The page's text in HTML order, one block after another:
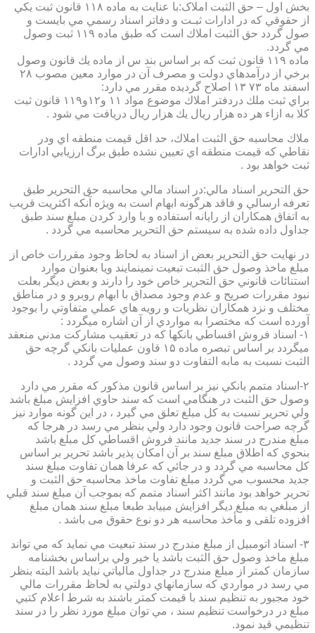
بخش اول – حق الثبت املاک:با عنايت به ماده ۱۱۸ قانون ثبت يكي
از حقوقي كه در ادارات ثبـت و دفاتر اسناد رسمي مي بايست و
صول گردد حق الثبت املاك است كه طبق ماده ۱۱۹ ثبت وصول
مي گردد.
ماده ۱۱۹ قانون ثبت كه بر اساس بند س از ماده يك قانون وصول
برخي از درآمدهاي دولت و مصرف آن در موارد معين مصوب ۲۸
اسفند ماه ۷۳ ۱۳ اصلاح گرديده مقرر مي دارد:
براي ثبت ملك دردفتر املاك موضوع مواد ۱۱ و۱۲و۱۱۹ قانون ثبت
كلا به ازاء هر ده هزار ريال يك هزار ريال دريافت مي شود .
ملاك محاسبه حق الثبت املاك، حد اقل قيمت منطقه اي ودر
نقاطي كه قيمت منطقه اي تعيين نشده طبق برگ ارزيابي ادارات
ثبت خواهد بود .
حق التحرير اسناد مالي:در اسناد مالي محاسبه حق التحرير طبق
تعرفه ارسالي و فاقد هرگونه ابهام است به ويژه آنكه اكثريت قريب
به اتفاق همكاران از رايانه استفاده و با وارد كردن مبلغ سند طبق
جداول داده شده به سيستم حق التحرير محاسبه مي گردد .
در نهايت حق التحرير بعض از اسناد به لحاظ وجود مقررات خاص از
مبلغ ماخذ وصول حق الثبت تبعيت نمينمايند ويا بعنوان موارد
استنائات قانوني حق التحرير خاص خود را دارند و بعض ديگر بعلت
نبود مقررات صريح و عدم وجود مصداق با ابهام روبرو و در مناطق
مختلف و نزد همكاران نظريات و رويه هاي عملي متفاوتي را بوجود
آورده است كه مختصرا به مواردي از آن اشاره ميگردد :
۱- اسناد فروش اقساطي بانكها كه در تعقيب مشاركت مدني منعقد
ميگردد بر اساس تبصره ماده ۱۵ قاون عمليات بانكي گرچه حق
الثبت نسبت به مابه التفاوت دو سند وصول مي گردد .
۲-اسناد متمم بانكي نيز بر اساس قانون مذكور كه مقرر مي دارد
وصول حق الثبت در هنگامي است كه سند حاوي افزايش مبلغ باشد
ولي تحرير نسبت به كل مبلغ تعلق مي گيرد ، در اين گونه موارد نيز
گرچه صراحت قانون وجود دارد ولي بنظر مي رسد در هرجا كه
مبلغ مندرج در سند جديد مانند فروش اقساطي كل مبلغ باشد
بنحوي كه اطلاق مبلغ سند بر آن امكان پذير باشد تحرير بر اساس
كل محاسبه مي گردد و در جائي كه عرفا همان تفاوت مبلغ سند
جديد محسوب مي گردد مبلغ تفاوت ماخذ محاسبه حق الثبت و
تحرير خواهد بود مانند اكثر اسناد متمم كه بموجب آن مبلغ سند قبلي
از مبلغي به مبلغ ديگر افزايش مييابد طبعا مبلغ سند همان مبلغ
افزوده تلقی و مأخذ محاسبه هر دو نوع حقوق می باشد .
۳- اسناد اتومبيل از مبلغ مندرج در سند تبعيت مي نمايد كه مي تواند
مبلغ ماخذ وصول حق الثبت باشد يا خير ولي براساس بخشنامه
سازمان كمتر از مبلغ مندرج در جداول مالياتي نبايد باشد البته بنظر
مي رسد در مواردي كه سازمانهاي دولتي به لحاظ مقررات مالي
خود مجبور به تنظيم سند با قيمت كمتر باشند به شرط اعلام كتبي
مبلغ در درخواست تنظيم سند ، مي توان مبلغ مورد نظر را در سند
تنظيمي قيد نمود.